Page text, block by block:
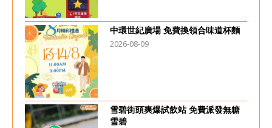
中環世紀廣場 免費換領合味道杯麵
2026-08-09
雪碧街頭爽爆試飲站 免費派發無糖
雪碧